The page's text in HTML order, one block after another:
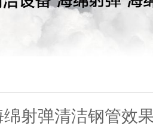
射弹清洁钢管效